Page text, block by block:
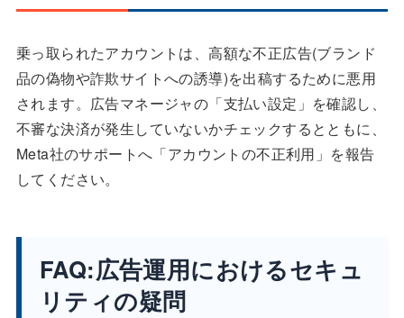
乗っ取られたアカウントは、高額な不正広告(ブランド
品の偽物や詐欺サイトへの誘導)を出稿するために悪用
されます。広告マネージャの「支払い設定」を確認し、
不審な決済が発生していないかチェックするとともに、
Meta社のサポートへ「アカウントの不正利用」を報告
してください。
FAQ:広告運用におけるセキュ
リティの疑問